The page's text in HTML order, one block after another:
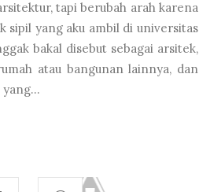
tapi berubah arah karena
sipil yang aku ambil di universitas
bakal disebut sebagai arsitek,
atau bangunan lainnya, dan